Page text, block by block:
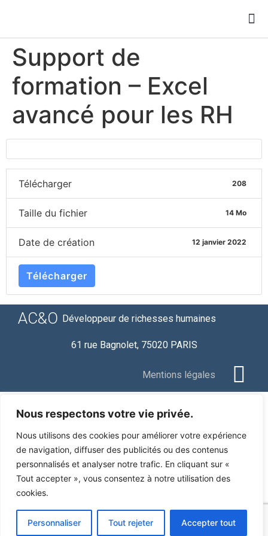
Nous respectons votre vie privée.
Nous utilisons des cookies pour améliorer votre expérience
de navigation, diffuser des publicités ou des contenus
personnalisés et analyser notre trafic. En cliquant sur «
Tout accepter », vous consentez à notre utilisation des
cookies.
Personnaliser Tout rejeter Accepter tout
Support de
formation – Excel
avancé pour les RH
Télécharger 208
Taille du fichier 14 Mo
Date de création 12 janvier 2022
Télécharger
AC&O Développeur de richesses humaines
61 rue Bagnolet, 75020 PARIS
Mentions légales